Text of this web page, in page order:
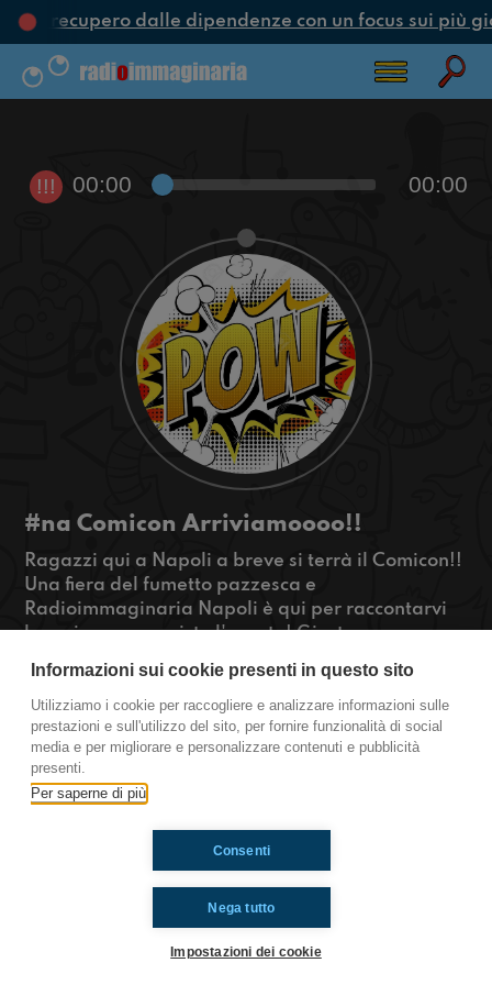
e recupero dalle dipendenze con un focus sui più
!!! 00:00 00:00
#na Comicon Arriviamoooo!!
Ragazzi qui a Napoli a breve si terrà il Comicon!!
Una fiera del fumetto pazzesca e
Radioimmaginaria Napoli è qui per raccontarvi
bene in cosa consiste l'evento! Giusto per
hanno fatto un bellissimo servizio su una mostra
che sono andate a vedere!!
#OkkinSu
Napoli
Ti è piaciuto? Condividilo!
Informazioni sui cookie presenti in questo sito
Utilizziamo i cookie per raccogliere e analizzare informazioni sulle
prestazioni e sull'utilizzo del sito, per fornire funzionalità di social
media e per migliorare e personalizzare contenuti e pubblicità
presenti.
Per saperne di più
Nega tutto
Consenti
Impostazioni dei cookie